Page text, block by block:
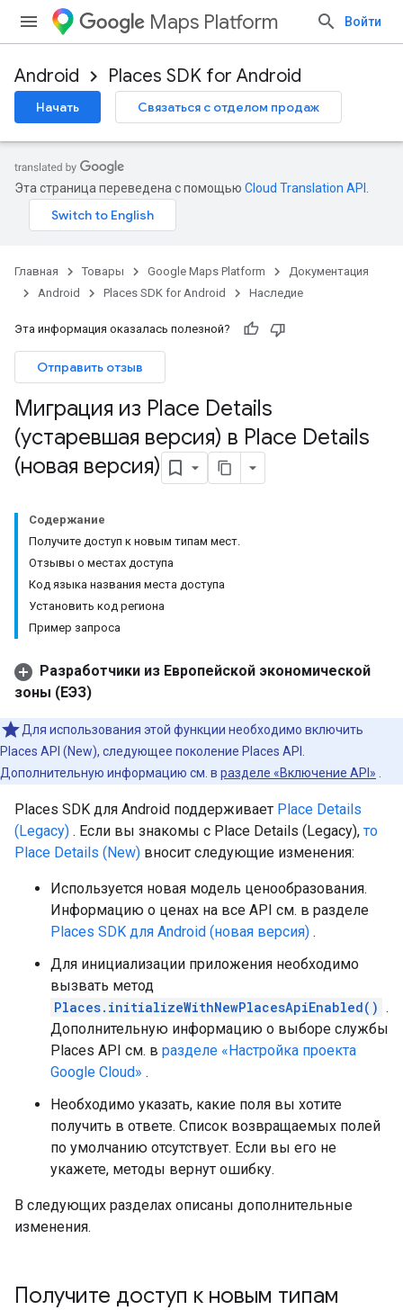
Maps Platform Войти
Android Places SDK for Android
Начать Связаться с отделом продаж
Эта страница переведена с помощью Cloud Translation API
Главная Товары Google Maps Platform
Документация
Android
Places SDK for Android Наследие
Эта информация оказалась полезной?
Отправить отзыв
Миграция из Place Details
(устаревшая версия) в Place Details
(новая версия)
Содержание
Получите доступ к новым типам мест.
Отзывы о местах доступа
Код языка названия места доступа
Установить код региона
Пример запроса
Разработчики из Европейской экономической
зоны (ЕЭЗ)
Для использования этой функции необходимо включить
Places API (New), следующее поколение Places API.
Дополнительную информацию см. в разделе «Включение API»
Places SDK для Android поддерживает Place Details
(Legacy) . Если вы знакомы с Place Details (Legacy), то
Place Details (New) вносит следующие изменения:
Используется новая модель ценообразования.
Информацию о ценах на все API см. в разделе
Places SDK для Android (новая версия) .
Для инициализации приложения необходимо
вызвать метод
Places.initializeWithNewPlacesApiEnabled() .
Дополнительную информацию о выборе службы
Places API см. в разделе «Настройка проекта
Google Cloud» .
Необходимо указать, какие поля вы хотите
получить в ответе. Список возвращаемых полей
по умолчанию отсутствует. Если вы его не
укажете, методы вернут ошибку.
В следующих разделах описаны дополнительные
изменения.
Получите доступ к новым типам